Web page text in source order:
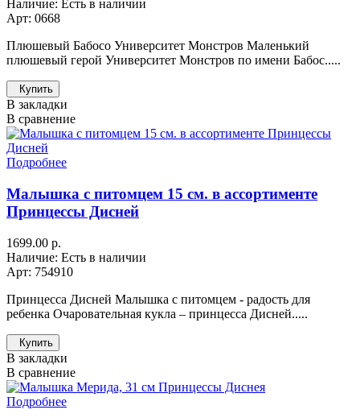
Наличие: Есть в наличии
Арт: 0668
Плюшевый Бабосо Университет Монстров Маленький
плюшевый герой Университет Монстров по имени Бабос.....
Купить
В закладки
В сравнение
Подробнее
Малышка с питомцем 15 см. в ассортименте
Принцессы Дисней
1699.00 р.
Наличие: Есть в наличии
Арт: 754910
Принцесса Дисней Малышка с питомцем - радость для
ребенка Очаровательная кукла – принцесса Дисней.....
Купить
В закладки
В сравнение
Подробнее